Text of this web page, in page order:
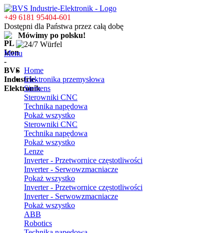
+49 6181 95404-601
Dostępni dla Państwa przez całą dobę
Mówimy po polsku!
Menu
Home
Elektronika przemysłowa
Siemens
Sterowniki CNC
Technika napędowa
Pokaż wszystko
Sterowniki CNC
Technika napędowa
Pokaż wszystko
Lenze
Inverter - Przetwornice częstotliwości
Inverter - Serwowzmacniacze
Pokaż wszystko
Inverter - Przetwornice częstotliwości
Inverter - Serwowzmacniacze
Pokaż wszystko
ABB
Robotics